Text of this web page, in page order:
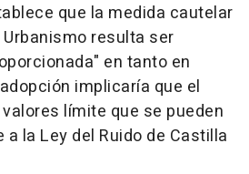
que la medida cautelar
resulta ser
en tanto en
implicaría que el
límite que se pueden
la Ley del Ruido de Castilla